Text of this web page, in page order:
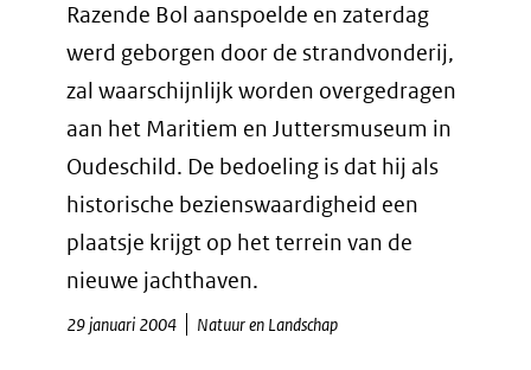
Razende Bol aanspoelde en zaterdag
werd geborgen door de strandvonderij,
zal waarschijnlijk worden overgedragen
aan het Maritiem en Juttersmuseum in
Oudeschild. De bedoeling is dat hij als
historische bezienswaardigheid een
plaatsje krijgt op het terrein van de
nieuwe jachthaven.
29 januari 2004 Natuur en Landschap